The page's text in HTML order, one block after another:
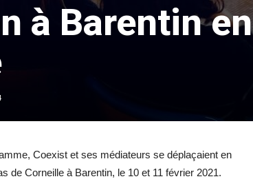
à Barentin en
Coexist et ses médiateurs se déplaçaient en
de Corneille à Barentin, le 10 et 11 février 2021.